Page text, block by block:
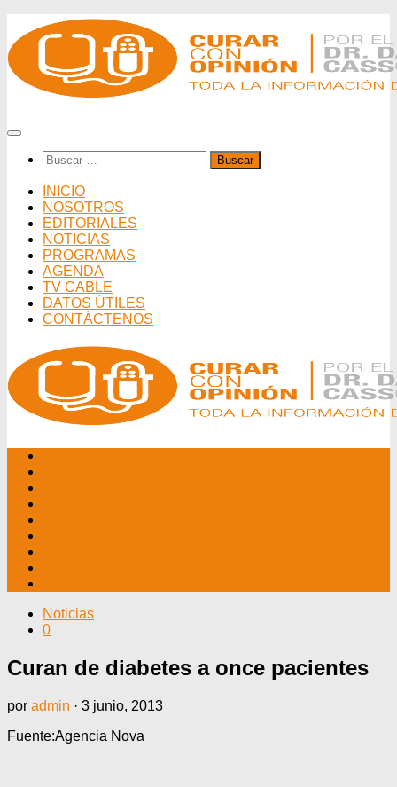
al
contenido
Buscar:
INICIO
NOSOTROS
EDITORIALES
NOTICIAS
PROGRAMAS
AGENDA
TV CABLE
DATOS ÚTILES
CONTÁCTENOS
Noticias
0
Curan de diabetes a once pacientes
por admin · 3 junio, 2013
Fuente:Agencia Nova